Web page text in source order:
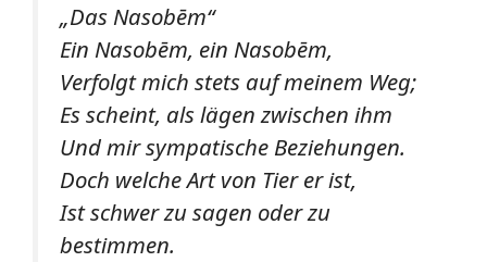
„Das Nasobēm“
Ein Nasobēm, ein Nasobēm,
Verfolgt mich stets auf meinem Weg;
Es scheint, als lägen zwischen ihm
Und mir sympatische Beziehungen.
Doch welche Art von Tier er ist,
Ist schwer zu sagen oder zu
bestimmen.